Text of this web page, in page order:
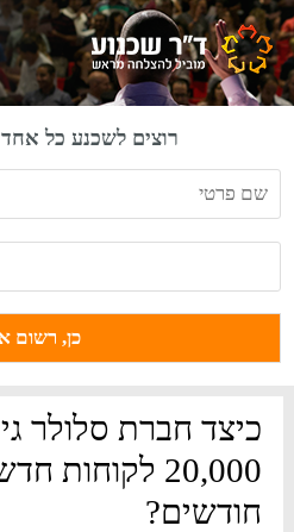
Skip
to
main
Skip
to
primary
Skip
to
footer
רוצים לשכנע כל
כיצד חברת סלולר
20,000
חודשים?